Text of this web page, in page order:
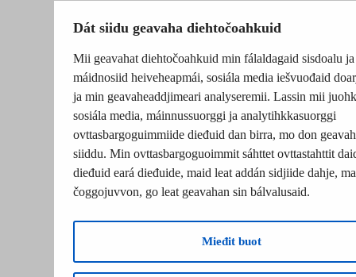
Dát siidu geavaha diehtočoahkuid
Mii geavahat diehtočoahkuid min fálaldagaid sisdoalu ja
máidnosiid heiveheapmái, sosiála media iešvuođaid
ja min geavaheaddjimeari analyseremii. Lassin mii
sosiála media, máinnussuorggi ja analytihkkasuorggi
ovttasbargoguimmiide dieđuid dan birra, mo don
siiddu. Min ovttasbargoguoimmit sáhttet ovttastahttit
dieđuid eará dieđuide, maid leat addán sidjiide dahje,
čoggojuvvon, go leat geavahan sin bálvalusaid.
Mieđit buot